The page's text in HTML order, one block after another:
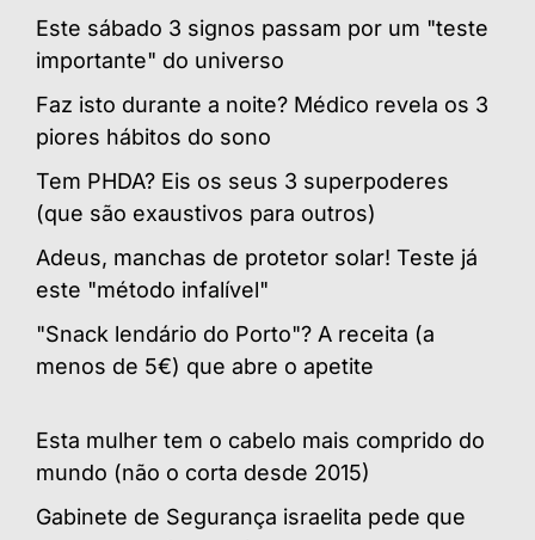
Este sábado 3 signos passam por um "teste
importante" do universo
Faz isto durante a noite? Médico revela os 3
piores hábitos do sono
Tem PHDA? Eis os seus 3 superpoderes
(que são exaustivos para outros)
Adeus, manchas de protetor solar! Teste já
este "método infalível"
"Snack lendário do Porto"? A receita (a
menos de 5€) que abre o apetite
Esta mulher tem o cabelo mais comprido do
mundo (não o corta desde 2015)
Gabinete de Segurança israelita pede que